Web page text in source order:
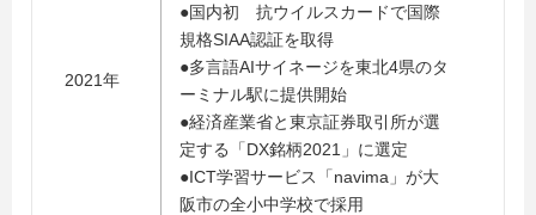
2021年
●国内初 抗ウイルスカードで国際
規格SIAA認証を取得
●多言語AIサイネージを東北4県のタ
ーミナル駅に提供開始
●経済産業省と東京証券取引所が選
定する「DX銘柄2021」に選定
●ICT学習サービス「navima」が大
阪市の全小中学校で採用